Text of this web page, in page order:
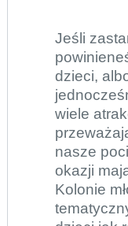
Jeśli
dzieci,
wiele
nasze
okazji
Kolonie